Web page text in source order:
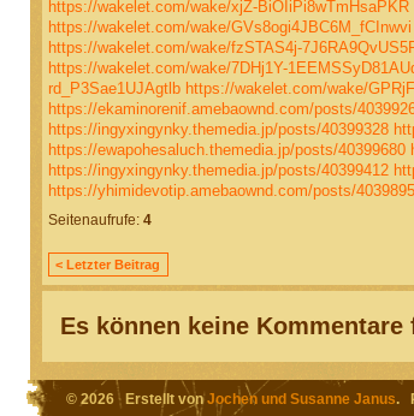
https://wakelet.com/wake/xjZ-BiOIiPi8wTmHsaPKR
https://wakelet.com/wake/GVs8ogi4JBC6M_fCInwvi
https://wakelet.com/wake/fzSTAS4j-
https://wakelet.com/wake/7DHj1Y-
rd_P3Sae1UJAgtlb https://wakelet.com/wake/
https://ekaminorenif.amebaownd.com/posts/
https://ingyxingynky.themedia.jp/posts/40399328
https://ewapohesaluch.themedia.jp/posts/40399680
https://ingyxingynky.themedia.jp/posts/40399412
https://yhimidevotip.amebaownd.com/posts/
Seitenaufrufe: 4
< Letzter Beitrag
Es können keine
© 2026 Erstellt vonJochen und Susanne Janus.